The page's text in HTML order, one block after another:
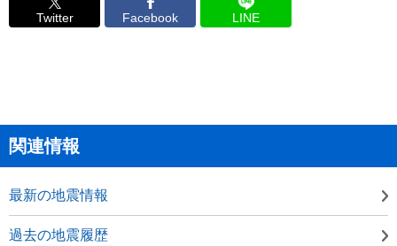
Twitter Facebook LINE
関連情報
最新の地震情報
過去の地震履歴